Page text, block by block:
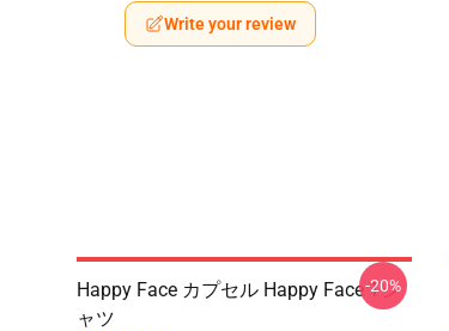
Write your review
Happy Face カプセル Happy Face Tシ
ャツ
-20%